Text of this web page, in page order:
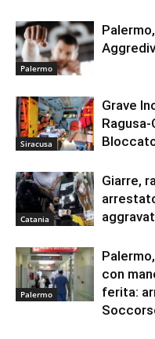
Palermo
Siracusa
Grave
Catania
Giarre,
Palermo
con
ferita: